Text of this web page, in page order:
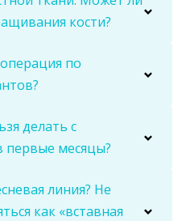
кости?
по
делать с
месяцы?
линия? Не
как «вставная